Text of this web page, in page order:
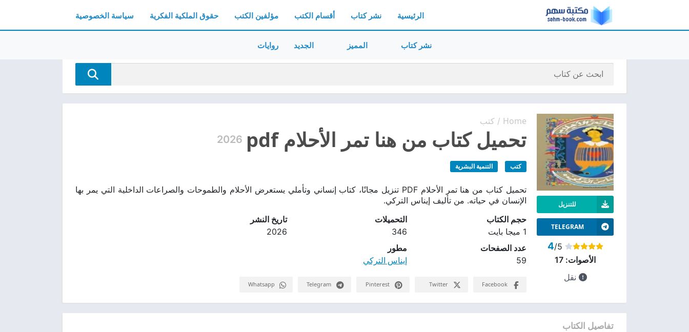
الرئيسية نشر كتاب أقسام الكتب مؤلفين الكتب حقوق الملكية الفكرية سياسة الخصوصية
نشر كتاب المميز الجديد روايات
Home
/ كتب
تحميل كتاب من هنا تمر الأحلام pdf 2026
كتب التنمية البشرية
تحميل كتاب من هنا تمر الأحلام PDF تنزيل مجانًا، كتاب إنساني وتأملي يستعرض الأحلام والطموحات والصراعات الداخلية التي يمر بها
الإنسان في حياته. من تأليف إيناس التركي.
للتنزيل
TELEGRAM
4/5
الأصوات: 17
نقل
حجم الكتاب
1 ميجا بايت
التحميلات
346
تاريخ النشر
2026
عدد الصفحات
59
مطور
إيناس التركي
Facebook
Twitter
Pinterest
Telegram
Whatsapp
تفاصيل الكتاب